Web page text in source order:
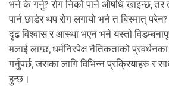
भने के गर्नु? रोग निको पार्न औषधि खाइन्छ, तर
पार्न छाडेर थप रोग लगायो भने त बिस्मात्
दृढ विश्वास र आस्था भएन भने यस्तो
मलाई लाग्छ, धर्मनिरपेक्ष नैतिकताको प्रवर्धनका
गर्नुपर्छ, जसका लागि विभिन्न प्रक्रियाहरु
हुन्छ।